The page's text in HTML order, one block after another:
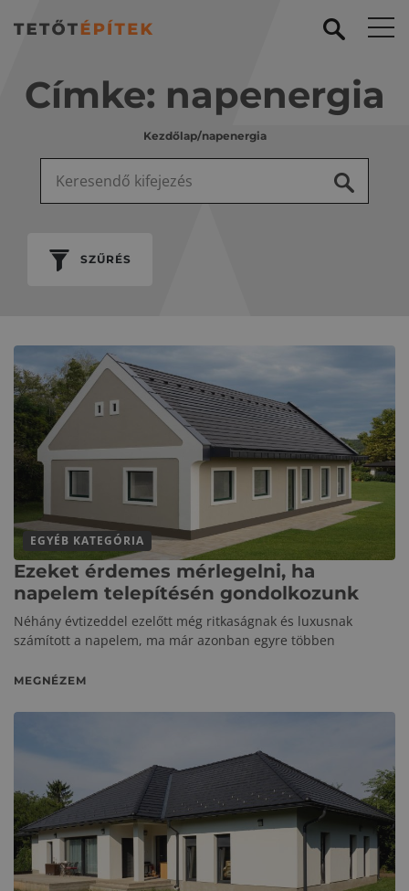
Címke: napenergia
Kezdőlap/napenergia
SZŰRÉS
EGYÉB KATEGÓRIA
Ezeket érdemes mérlegelni, ha
napelem telepítésén gondolkozunk
Néhány évtizeddel ezelőtt még ritkaságnak és luxusnak
számított a napelem, ma már azonban egyre többen
MEGNÉZEM